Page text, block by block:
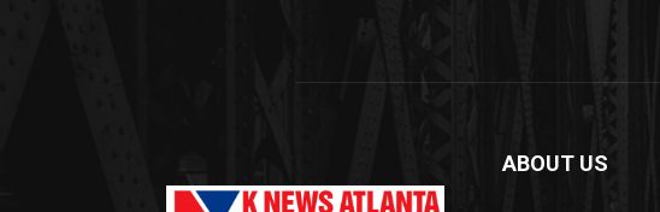
ABOUT US